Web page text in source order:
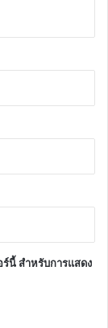
นี้ สำหรับการแสดง